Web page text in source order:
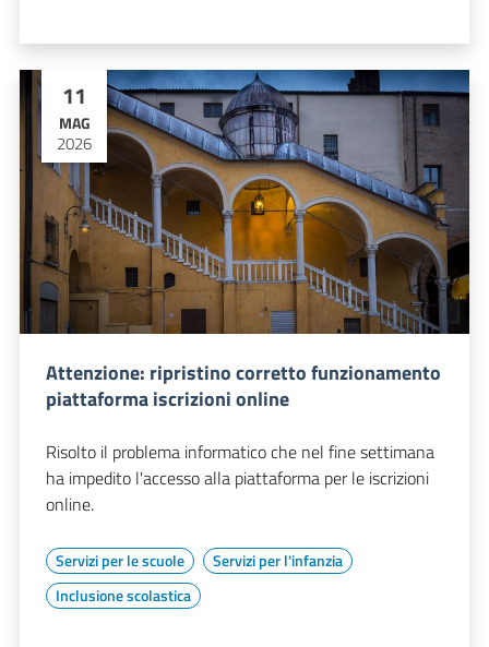
11
MAG
2026
Attenzione: ripristino corretto funzionamento
piattaforma iscrizioni online
Risolto il problema informatico che nel fine settimana
ha impedito l'accesso alla piattaforma per le iscrizioni
online.
Servizi per le scuole
Servizi per l'infanzia
Inclusione scolastica